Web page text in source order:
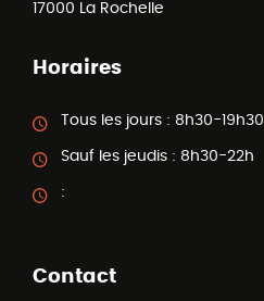
17000 La Rochelle
Horaires
Tous les jours : 8h30-19h30
Sauf les jeudis : 8h30-22h
:
Contact